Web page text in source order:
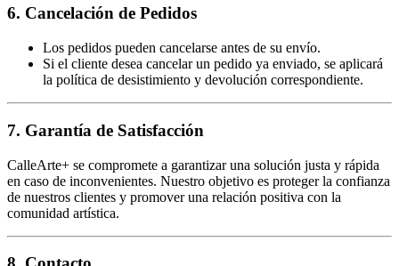
6. Cancelación de Pedidos
Los pedidos pueden cancelarse antes de su envío.
Si el cliente desea cancelar un pedido ya enviado, se aplicará
la política de desistimiento y devolución correspondiente.
7. Garantía de Satisfacción
CalleArte+ se compromete a garantizar una solución justa y rápida
en caso de inconvenientes. Nuestro objetivo es proteger la confianza
de nuestros clientes y promover una relación positiva con la
comunidad artística.